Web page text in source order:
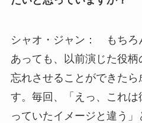
シャオ・ジャン： もちろ
あっても、以前演じた役
忘れさせることができたら
す。毎回、「えっ、これ
っていたイメージと違う